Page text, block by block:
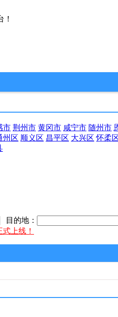
市 荆州市 黄冈市 咸宁市 随州市
州区 顺义区 昌平区 大兴区 怀柔
目的地：
上线！